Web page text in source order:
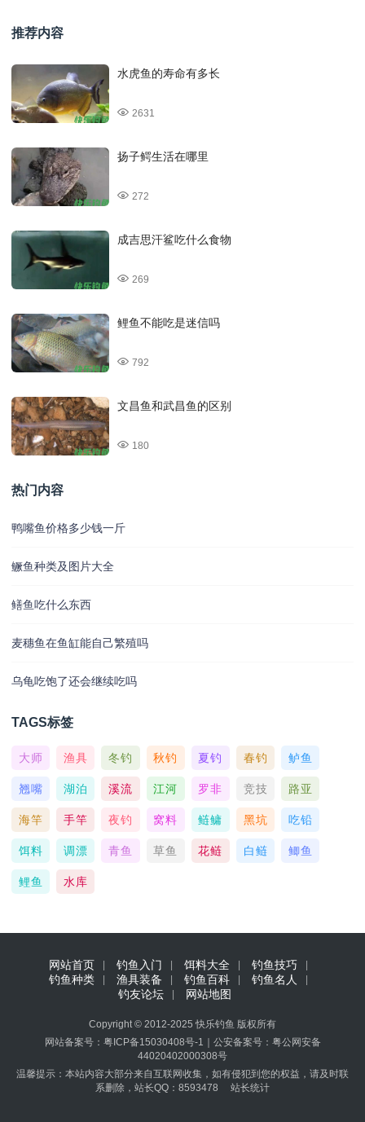
推荐内容
水虎鱼的寿命有多长
2631
扬子鳄生活在哪里
272
成吉思汗鲨吃什么食物
269
鲤鱼不能吃是迷信吗
792
文昌鱼和武昌鱼的区别
180
热门内容
鸭嘴鱼价格多少钱一斤
鳜鱼种类及图片大全
鳝鱼吃什么东西
麦穗鱼在鱼缸能自己繁殖吗
乌龟吃饱了还会继续吃吗
TAGS标签
大师 渔具 冬钓 秋钓 夏钓 春钓 鲈鱼
翘嘴 湖泊 溪流 江河 罗非 竞技 路亚
海竿 手竿 夜钓 窝料 鲢鳙 黑坑 吃铅
饵料 调漂 青鱼 草鱼 花鲢 白鲢 鲫鱼
鲤鱼 水库
网站首页 钓鱼入门 饵料大全
钓鱼技巧
钓鱼种类
渔具装备 钓鱼百科
钓鱼名人
钓友论坛
网站地图
Copyright © 2012-2025快乐钓鱼 版权所有
网站备案号： 粤ICP备15030408号-1 公安备案号： 粤公网安备
44020402000308号
温馨提示：本站内容大部分来自互联网收集，如有侵犯到您的权益，请及时联
系删除，站长QQ：8593478 站长统计